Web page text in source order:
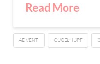
Read More
ADVENT GUGELHUPF